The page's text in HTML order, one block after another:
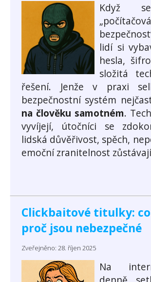
Když
„počítačová
lidí si
hesla,
složitá
řešení. Jenže v praxi
bezpečnostní systém
na člověku samotném.
vyvíjejí, útočníci se
lidská důvěřivost, spěch,
emoční zranitelnost
Clickbaitové titulky:
proč jsou nebezpečné
Zveřejněno: 28. říjen 2025
Na